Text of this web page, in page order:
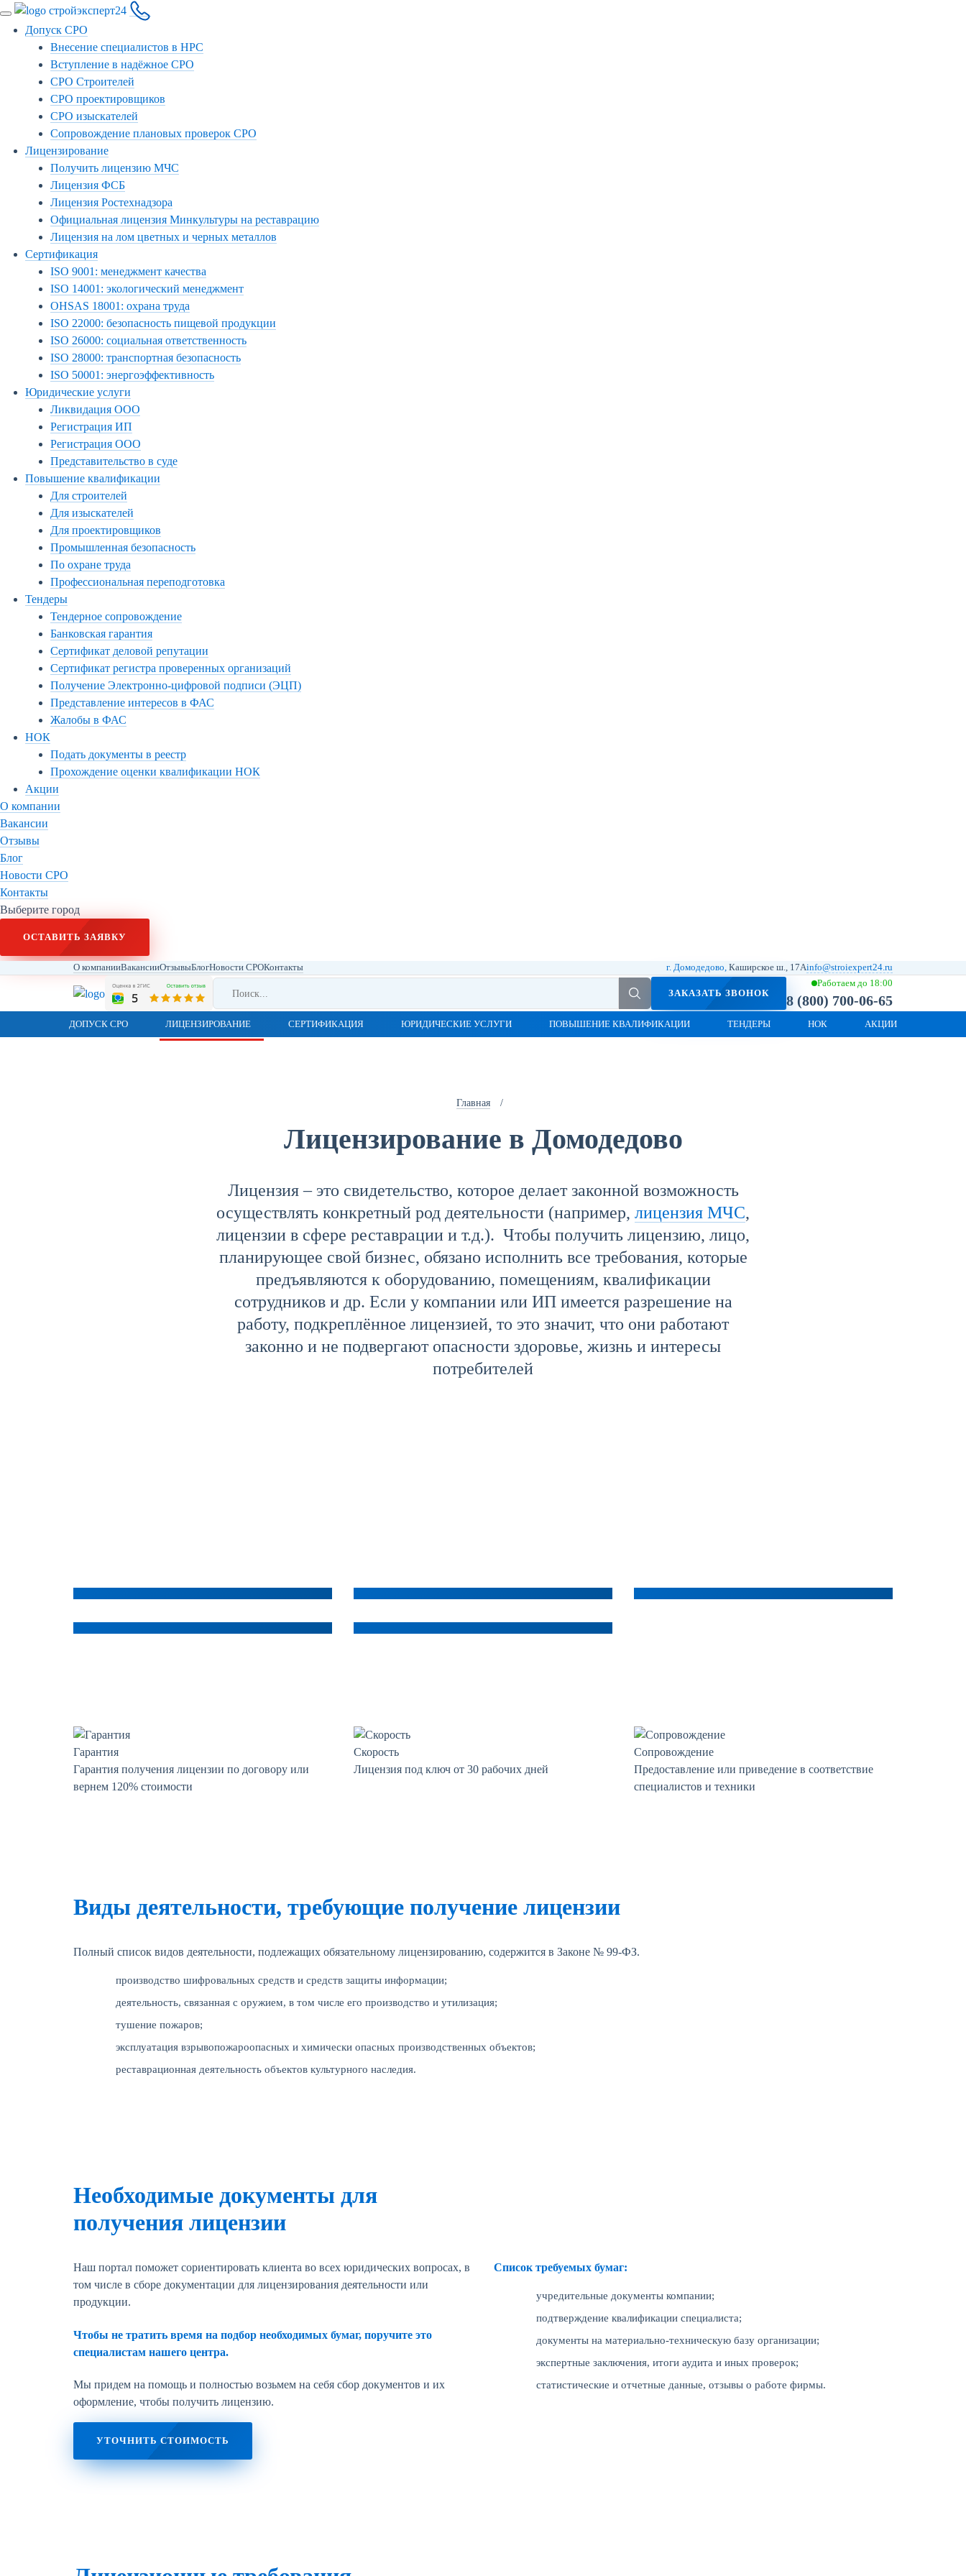
Допуск СРО
Внесение специалистов в НРС
Вступление в надёжное СРО
СРО Строителей
СРО проектировщиков
СРО изыскателей
Сопровождение плановых проверок СРО
Лицензирование
Получить лицензию МЧС
Лицензия ФСБ
Лицензия Ростехнадзора
Официальная лицензия Минкультуры на реставрацию
Лицензия на лом цветных и черных металлов
Сертификация
ISO 9001: менеджмент качества
ISO 14001: экологический менеджмент
OHSAS 18001: охрана труда
ISO 22000: безопасность пищевой продукции
ISO 26000: социальная ответственность
ISO 28000: транспортная безопасность
ISO 50001: энергоэффективность
Юридические услуги
Ликвидация ООО
Регистрация ИП
Регистрация ООО
Представительство в суде
Повышение квалификации
Для строителей
Для изыскателей
Для проектировщиков
Промышленная безопасность
По охране труда
Профессиональная переподготовка
Тендеры
Тендерное сопровождение
Банковская гарантия
Сертификат деловой репутации
Сертификат регистра проверенных организаций
Получение Электронно-цифровой подписи (ЭЦП)
Представление интересов в ФАС
Жалобы в ФАС
НОК
Подать документы в реестр
Прохождение оценки квалификации НОК
Акции
О компании
Вакансии
Отзывы
Блог
Новости СРО
Контакты
Выберите город
ОСТАВИТЬ ЗАЯВКУ
О компанииВакансииОтзывыБлогНовости СРОКонтакты г. Домодедово, Каширское ш., 17Аinfo@stroiexpert24.ru
ЗАКАЗАТЬ ЗВОНОК
Работаем до 18:00
8 (800) 700-06-65
ДОПУСК СРО ЛИЦЕНЗИРОВАНИЕ СЕРТИФИКАЦИЯ ЮРИДИЧЕСКИЕ УСЛУГИ ПОВЫШЕНИЕ КВАЛИФИКАЦИИ ТЕНДЕРЫ НОК АКЦИИ
Главная /
Лицензирование в Домодедово
Лицензия – это свидетельство, которое делает законной возможность
осуществлять конкретный род деятельности (например, лицензия МЧС,
лицензии в сфере реставрации и т.д.). Чтобы получить лицензию, лицо,
планирующее свой бизнес, обязано исполнить все требования, которые
предъявляются к оборудованию, помещениям, квалификации
сотрудников и др. Если у компании или ИП имеется разрешение на
работу, подкреплённое лицензией, то это значит, что они работают
законно и не подвергают опасности здоровье, жизнь и интересы
потребителей
Гарантия
Гарантия получения лицензии по договору или
вернем 120% стоимости
Скорость
Лицензия под ключ от 30 рабочих дней
Сопровождение
Предоставление или приведение в соответствие
специалистов и техники
Виды деятельности, требующие получение лицензии
Полный список видов деятельности, подлежащих обязательному лицензированию, содержится в Законе № 99-ФЗ.
производство шифровальных средств и средств защиты информации;
деятельность, связанная с оружием, в том числе его производство и утилизация;
тушение пожаров;
эксплуатация взрывопожароопасных и химически опасных производственных объектов;
реставрационная деятельность объектов культурного наследия.
Необходимые документы для
получения лицензии
Наш портал поможет сориентировать клиента во всех юридических вопросах, в
том числе в сборе документации для лицензирования деятельности или
продукции.
Чтобы не тратить время на подбор необходимых бумаг, поручите это
специалистам нашего центра.
Мы придем на помощь и полностью возьмем на себя сбор документов и их
оформление, чтобы получить лицензию.
УТОЧНИТЬ СТОИМОСТЬ
Список требуемых бумаг:
учредительные документы компании;
подтверждение квалификации специалиста;
документы на материально-техническую базу организации;
экспертные заключения, итоги аудита и иных проверок;
статистические и отчетные данные, отзывы о работе фирмы.